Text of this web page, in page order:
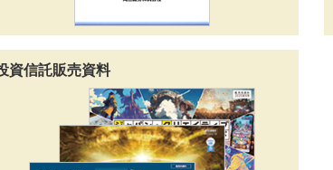
資信託販売資料